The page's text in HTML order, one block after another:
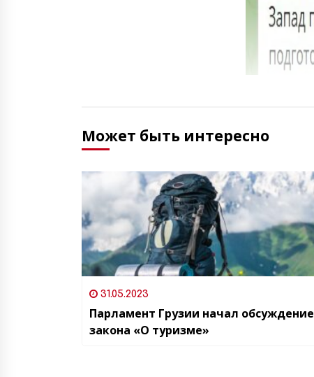
Может быть интересно
31.05.2023
Парламент Грузии начал обсуждение
закона «О туризме»